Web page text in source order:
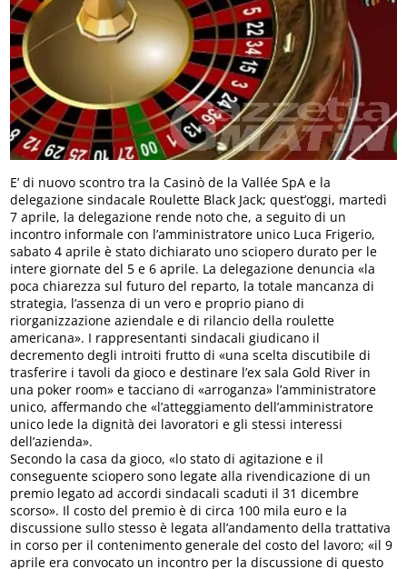
E’ di nuovo scontro tra la Casinò de la Vallée SpA e la
delegazione sindacale Roulette Black Jack; quest’oggi, martedì
7 aprile, la delegazione rende noto che, a seguito di un
incontro informale con l’amministratore unico Luca Frigerio,
sabato 4 aprile è stato dichiarato uno sciopero durato per le
intere giornate del 5 e 6 aprile. La delegazione denuncia «la
poca chiarezza sul futuro del reparto, la totale mancanza di
strategia, l’assenza di un vero e proprio piano di
riorganizzazione aziendale e di rilancio della roulette
americana». I rappresentanti sindacali giudicano il
decremento degli introiti frutto di «una scelta discutibile di
trasferire i tavoli da gioco e destinare l’ex sala Gold River in
una poker room» e tacciano di «arroganza» l’amministratore
unico, affermando che «l’atteggiamento dell’amministratore
unico lede la dignità dei lavoratori e gli stessi interessi
dell’azienda».
Secondo la casa da gioco, «lo stato di agitazione e il
conseguente sciopero sono legate alla rivendicazione di un
premio legato ad accordi sindacali scaduti il 31 dicembre
scorso». Il costo del premio è di circa 100 mila euro e la
discussione sullo stesso è legata all’andamento della trattativa
in corso per il contenimento generale del costo del lavoro; «il 9
aprile era convocato un incontro per la discussione di questo